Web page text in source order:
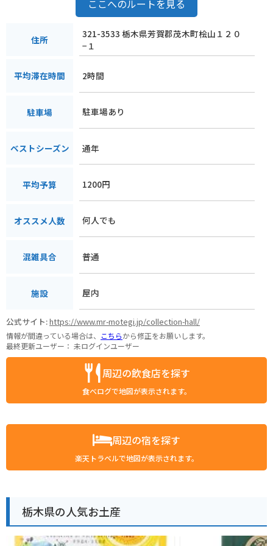
ここへのルートを見る
住所
321-3533 栃木県芳賀郡茂木町桧山１２０
−１
平均滞在時間 2時間
駐車場 駐車場あり
ベストシーズン 通年
平均予算 1200円
オススメ人数 何人でも
混雑具合 普通
施設 屋内
公式サイト:https://www.mr-motegi.jp/collection-hall/
情報が間違っている場合は、 こちらから修正をお願いします。
最終更新ユーザー： 未ログインユーザー
周辺の飲食店を探す
食べログで地図が表示されます。
周辺の宿を探す
楽天トラベルで地図が表示されます。
栃木県の人気お土産